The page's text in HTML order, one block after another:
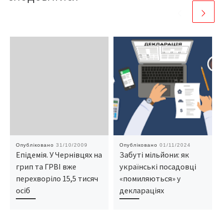
Опубліковано 31/10/2009
Епідемія. У Чернівцях на
грип та ГРВІ вже
перехворіло 15,5 тисяч
осіб
Опубліковано 01/11/2024
Забуті мільйони: як
українські посадовці
«помиляються» у
деклараціях